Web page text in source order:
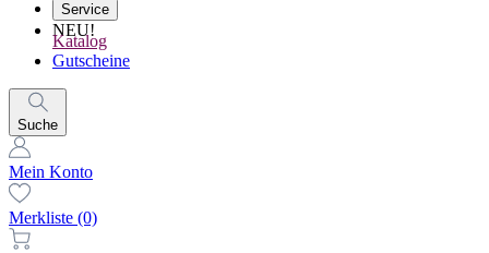
Service
NEU!
Katalog
Gutscheine
Suche
Mein Konto
Merkliste (0)